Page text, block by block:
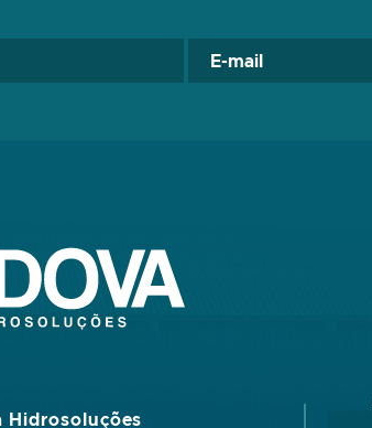
Hidrosoluções